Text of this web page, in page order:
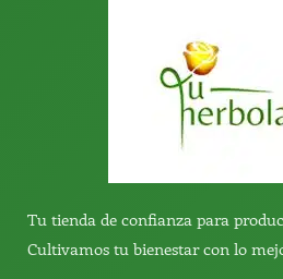
Tu tienda de confianza para
Cultivamos tu bienestar con lo